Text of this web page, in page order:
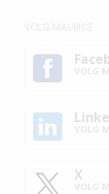
X